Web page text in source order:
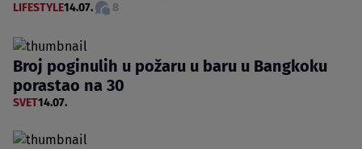
LIFESTYLE14.07. 8
Broj poginulih u požaru u baru u Bangkoku
porastao na 30
SVET14.07.